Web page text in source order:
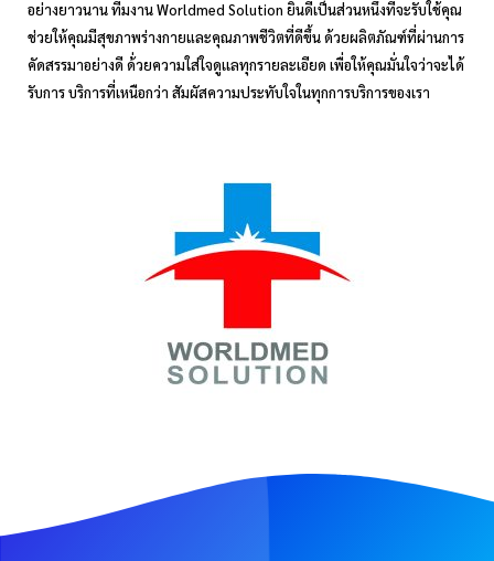
อย่างยาวนาน ทีมงาน Worldmed Solution ยินดีเป็นส่วนหนึ่งที่จะรับใช้คุณ
ช่วยให้คุณมีสุขภาพร่างกายและคุณภาพชีวิตที่ดีขึ้น ด้วยผลิตภัณฑ์ที่ผ่านการ
คัดสรรมาอย่างดี ด้่วยความใส่ใจดูเเลทุกรายละเอียด เพื่อให้คุณมั่นใจว่าจะได้
รับการ บริการที่เหนือกว่า สัมผัสความประทับใจในทุกการบริการของเรา